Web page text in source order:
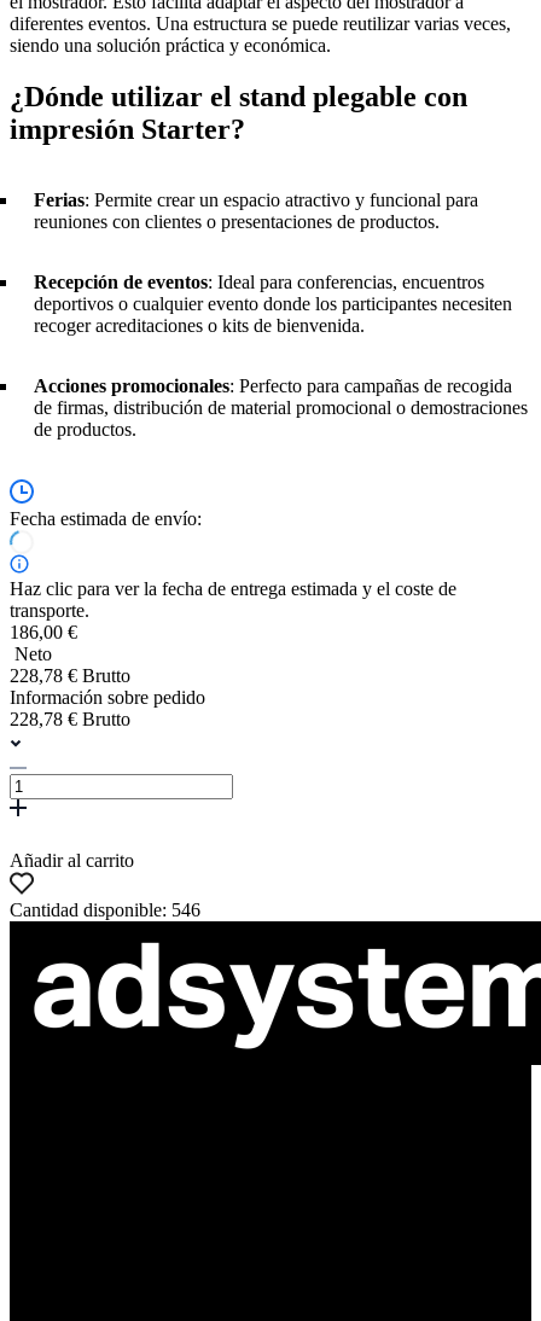
diferentes eventos. Una estructura se puede reutilizar varias veces,
siendo una solución práctica y económica.
¿Dónde utilizar el stand plegable con
impresión Starter?
Ferias: Permite crear un espacio atractivo y funcional para
reuniones con clientes o presentaciones de productos.
Recepción de eventos: Ideal para conferencias, encuentros
deportivos o cualquier evento donde los participantes necesiten
recoger acreditaciones o kits de bienvenida.
Acciones promocionales: Perfecto para campañas de recogida
de firmas, distribución de material promocional o demostraciones
de productos.
Fecha estimada de envío:
Haz clic para ver la fecha de entrega estimada y el coste de
transporte.
186,00 €
Neto
228,78 € Brutto
Información sobre pedido
228,78 € Brutto
Añadir al carrito
Cantidad disponible: 546